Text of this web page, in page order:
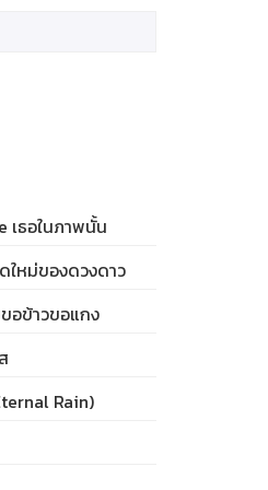
เธอในภาพนั้น
ใหม่ของดวงดาว
อข้าวขอแกง
Rain)